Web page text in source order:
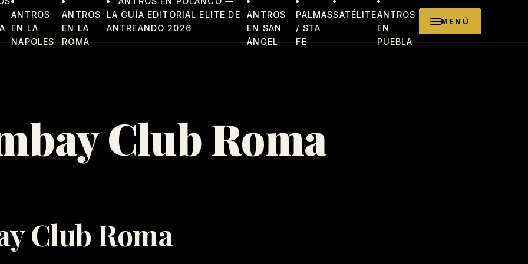
ANTROS
EN LA
NÁPOLES
ANTROS
EN LA
ROMA
LA GUÍA EDITORIAL ELITE DE
ANTREANDO 2026
ANTROS
EN SAN
ÁNGEL
PALMAS
/ STA
FE
SATÉLITEANTROS
EN
PUEBLA
MENÚ
Club Roma
Club Roma